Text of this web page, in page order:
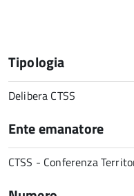
Tipologia
Delibera CTSS
Ente emanatore
CTSS - Conferenza